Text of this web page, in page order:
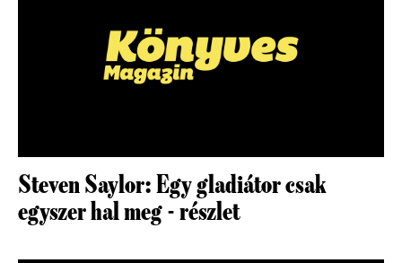
Steven Saylor: Egy gladiátor csak
egyszer hal meg - részlet